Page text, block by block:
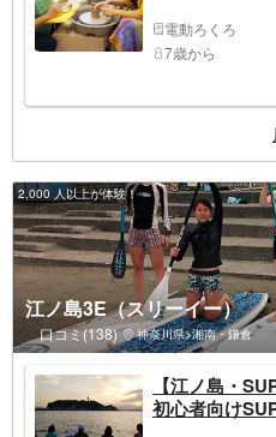
電動ろくろ
7歳から
2,000 人以上が体験！
江ノ島3E（スリーイー）
口コミ(138) 神奈川県>湘南・鎌倉
【江ノ島・
初心者向け